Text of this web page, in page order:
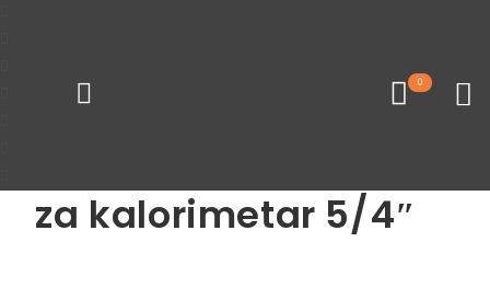
0
za kalorimetar 5/4″